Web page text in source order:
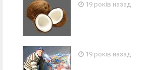
19 років назад
19 років назад